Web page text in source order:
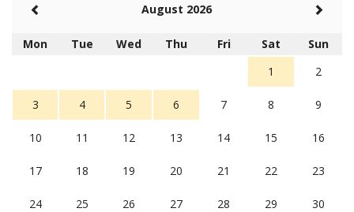
August 2026
Mon Tue Wed Thu Fri Sat
Sun
1
2
3 4 5 6 7 8 9
10 11 12 13 14 15 16
17 18 19 20 21 22 23
24 25 26 27 28 29 30